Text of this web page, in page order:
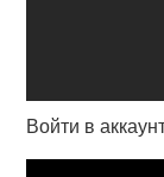
Войти в